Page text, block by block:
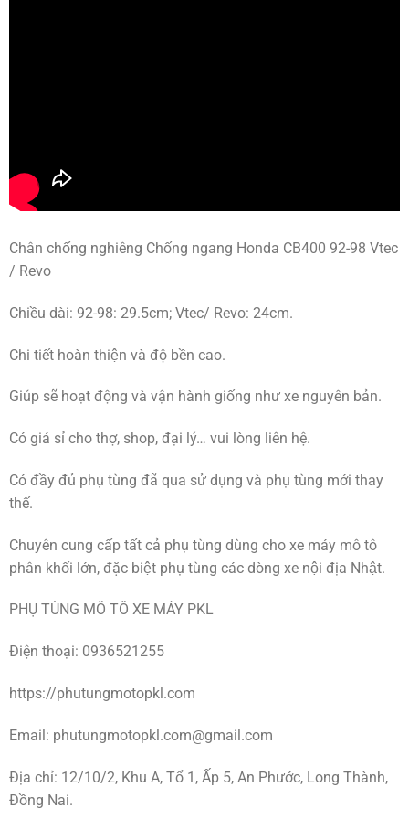
Chân chống nghiêng Chống ngang Honda CB400 92-98 Vtec
/ Revo
Chiều dài: 92-98: 29.5cm; Vtec/ Revo: 24cm.
Chi tiết hoàn thiện và độ bền cao.
Giúp sẽ hoạt động và vận hành giống như xe nguyên bản.
Có giá sỉ cho thợ, shop, đại lý… vui lòng liên hệ.
Có đầy đủ phụ tùng đã qua sử dụng và phụ tùng mới thay
thế.
Chuyên cung cấp tất cả phụ tùng dùng cho xe máy mô tô
phân khối lớn, đặc biệt phụ tùng các dòng xe nội địa Nhật.
PHỤ TÙNG MÔ TÔ XE MÁY PKL
Điện thoại: 0936521255
https://phutungmotopkl.com
Email: phutungmotopkl.com@gmail.com
Địa chỉ: 12/10/2, Khu A, Tổ 1, Ấp 5, An Phước, Long Thành,
Đồng Nai.